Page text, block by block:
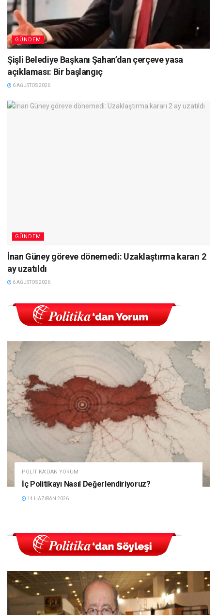
GÜNDEM
Şişli Belediye Başkanı Şahan’dan çerçeve yasa
açıklaması: Bir başlangıç
6 AĞUSTOS 2026
GÜNDEM
İnan Güney göreve dönemedi: Uzaklaştırma kararı 2
ay uzatıldı
6 AĞUSTOS 2026
POLITIKA'DAN YORUM
İç Politikayı Nasıl Değerlendiriyoruz?
14 HAZIRAN 2026